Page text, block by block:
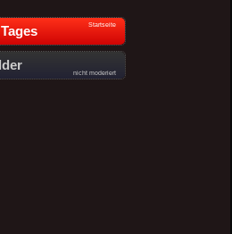
Startseite
nicht moderiert